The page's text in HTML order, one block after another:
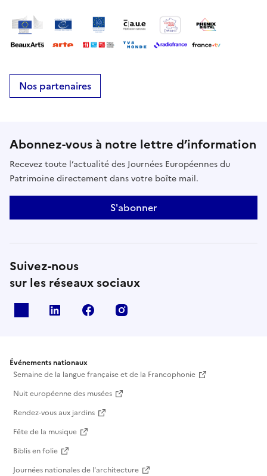
Nos partenaires
Abonnez-vous à notre lettre d’information
Recevez toute l’actualité des Journées Européennes du
Patrimoine directement dans votre boîte mail.
S'abonner
Suivez-nous
sur les réseaux sociaux
Linkedin Facebook
Événements nationaux
Semaine de la langue française et de la Francophonie
Nuit européenne des musées
Rendez-vous aux jardins
Fête de la musique
Biblis en folie
Journées nationales de l'architecture